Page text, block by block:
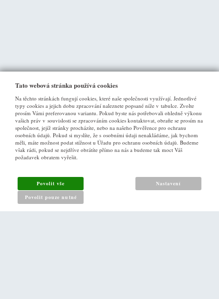
VŠE O NÁKUPU
Jak nakupovat
Reklamační řád
Zásady pro nakládání s osobními údaji
Tato webová stránka používá cookies
Na těchto stránkách fungují cookies, které naše společnosti využívají. Jednotlivé
typy cookies a jejich dobu zpracování naleznete popsané níže v tabulce. Zvolte
prosím Vámi preferovanou variantu. Pokud byste nás potřebovali ohledně výkonu
vašich práv v souvislosti se zpracováním cookies kontaktovat, obraťte se prosím na
společnost, jejíž stránky procházíte, nebo na našeho Pověřence pro ochranu
osobních údajů. Pokud si myslíte, že s osobními údaji nenakládáme, jak bychom
měli, máte možnost podat stížnost u Úřadu pro ochranu osobních údajů. Budeme
však rádi, pokud se nejdříve obrátíte přímo na nás a budeme tak moct Váš
požadavek obratem vyřešit.
Povolit vše
Povolit pouze nutné
Nastavení